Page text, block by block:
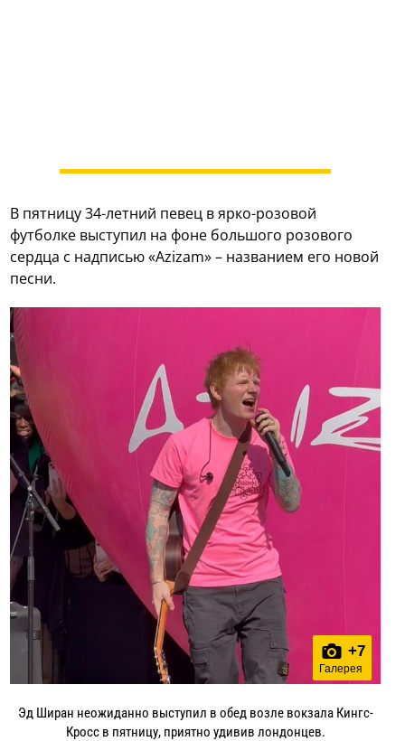
В пятницу 34-летний певец в ярко-розовой
футболке выступил на фоне большого розового
сердца с надписью «Azizam» – названием его новой
песни.
+7
Галерея
Эд Ширан неожиданно выступил в обед возле вокзала Кингс-
Кросс в пятницу, приятно удивив лондонцев.